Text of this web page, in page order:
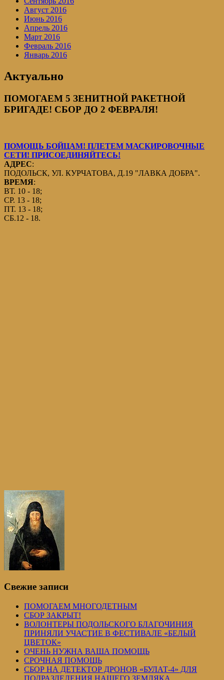
Август 2016
Июнь 2016
Апрель 2016
Март 2016
Февраль 2016
Январь 2016
Актуально
ПОМОГАЕМ 5 ЗЕНИТНОЙ РАКЕТНОЙ
БРИГАДЕ! СБОР ДО 2 ФЕВРАЛЯ!
ПОМОЩЬ БОЙЦАМ! ПЛЕТЕМ МАСКИРОВОЧНЫЕ
СЕТИ! ПРИСОЕДИНЯЙТЕСЬ!
АДРЕС:
ПОДОЛЬСК, УЛ. КУРЧАТОВА, Д.19 "ЛАВКА ДОБРА".
ВРЕМЯ:
ВТ. 10 - 18;
СР. 13 - 18;
ПТ. 13 - 18;
СБ.12 - 18.
Свежие записи
ПОМОГАЕМ МНОГОДЕТНЫМ
СБОР ЗАКРЫТ!
ВОЛОНТЕРЫ ПОДОЛЬСКОГО БЛАГОЧИНИЯ
ПРИНЯЛИ УЧАСТИЕ В ФЕСТИВАЛЕ «БЕЛЫЙ
ЦВЕТОК»
ОЧЕНЬ НУЖНА ВАША ПОМОЩЬ
СРОЧНАЯ ПОМОЩЬ
СБОР НА ДЕТЕКТОР ДРОНОВ «БУЛАТ-4» ДЛЯ
ПОДРАЗДЕЛЕНИЯ НАШЕГО ЗЕМЛЯКА